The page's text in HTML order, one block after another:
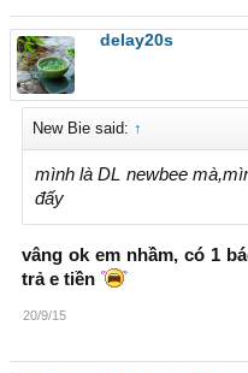
delay20s
New Bie said: ↑
mình là DL newbee
đấy
vâng ok em nhầm, có 1
trả e tiền
20/9/15